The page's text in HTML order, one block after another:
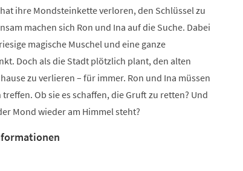
ihre Mondsteinkette verloren, den Schlüssel zu
machen sich Ron und Ina auf die Suche. Dabei
magische Muschel und eine ganze
Doch als die Stadt plötzlich plant, den alten
zu verlieren – für immer. Ron und Ina müssen
Ob sie es schaffen, die Gruft zu retten? Und
Mond wieder am Himmel steht?